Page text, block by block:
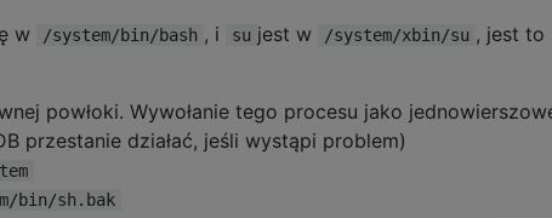
w /system/bin/bash , i su jest w /system/xbin/su , jest to
powłoki. Wywołanie tego procesu jako
przestanie działać, jeśli wystąpi problem)
bin/sh.bak